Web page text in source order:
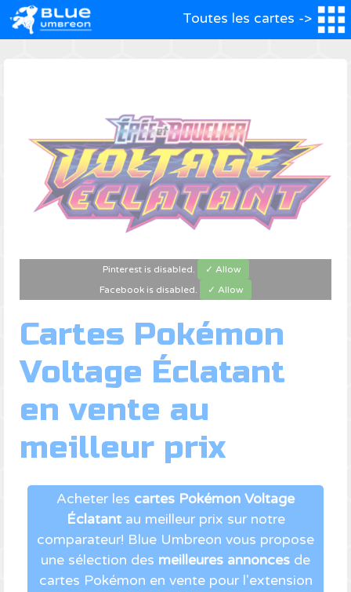
Toutes les cartes ->
Pinterest is disabled.
✓ Allow
Facebook is disabled.
✓ Allow
Cartes Pokémon
Voltage Éclatant
en vente au
meilleur prix
Acheter les cartes Pokémon Voltage
Éclatantau meilleur prix sur notre
comparateur! Blue Umbreon vous propose
une sélection des meilleures annonces de
cartes Pokémon en vente pour l'extension